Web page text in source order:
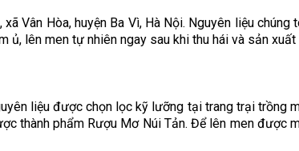
Vân Hòa, huyện Ba Vì, Hà Nội. Nguyên liệu
ủ, lên men tự nhiên ngay sau khi thu hái và sản
liệu được chọn lọc kỹ lưỡng tại trang trại trồng
thành phẩm Rượu Mơ Núi Tản. Để lên men